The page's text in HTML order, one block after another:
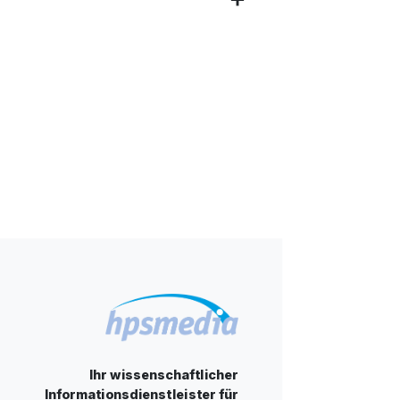
Ihr wissenschaftlicher
Informationsdienstleister für